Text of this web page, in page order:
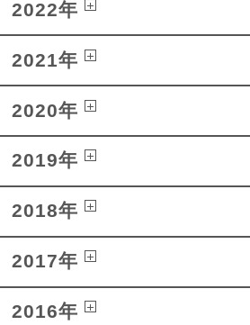
2022年
2021年
2020年
2019年
2018年
2017年
2016年